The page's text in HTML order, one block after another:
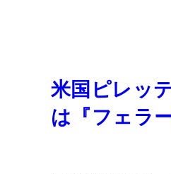
米国ピレッ
は『フェラ